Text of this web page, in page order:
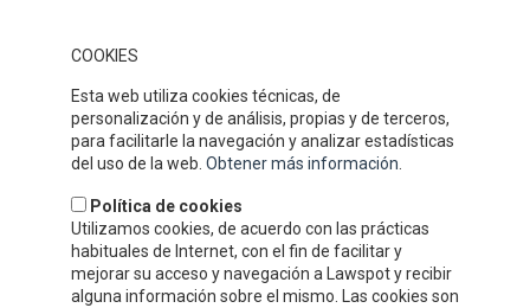
COOKIES
Esta web utiliza cookies técnicas, de
personalización y de análisis, propias y de terceros,
para facilitarle la navegación y analizar estadísticas
del uso de la web. Obtener más información
Política de cookies
Utilizamos cookies, de acuerdo con las prácticas
habituales de Internet, con el fin de facilitar y
mejorar su acceso y navegación a Lawspot y recibir
alguna información sobre el mismo. Las cookies son
client et la compétitivité de notre offre expliquent le grand
secteur.
OÙ SOMMES-NOUS